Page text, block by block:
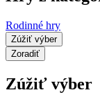
Rodinné hry
Zúžiť výber
Zoradiť
Zúžiť výber